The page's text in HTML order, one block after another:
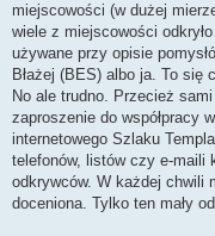
miejscowości (w dużej
wiele z miejscowości
używane przy opisie
Błażej (BES) albo ja. To się
No ale trudno. Przecież
zaproszenie do współpracy
internetowego Szlaku
telefonów, listów czy e-maili
odkrywców. W każdej chwili
doceniona. Tylko ten mały